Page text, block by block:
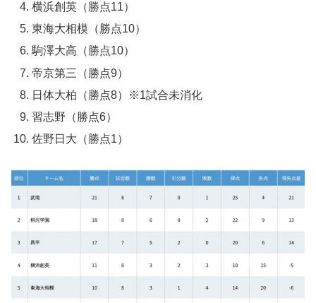
横浜創英（勝点11）
東海大相模（勝点10）
駒澤大高（勝点10）
帝京第三（勝点9）
日体大柏（勝点8）※1試合未消化
習志野（勝点6）
佐野日大（勝点1）